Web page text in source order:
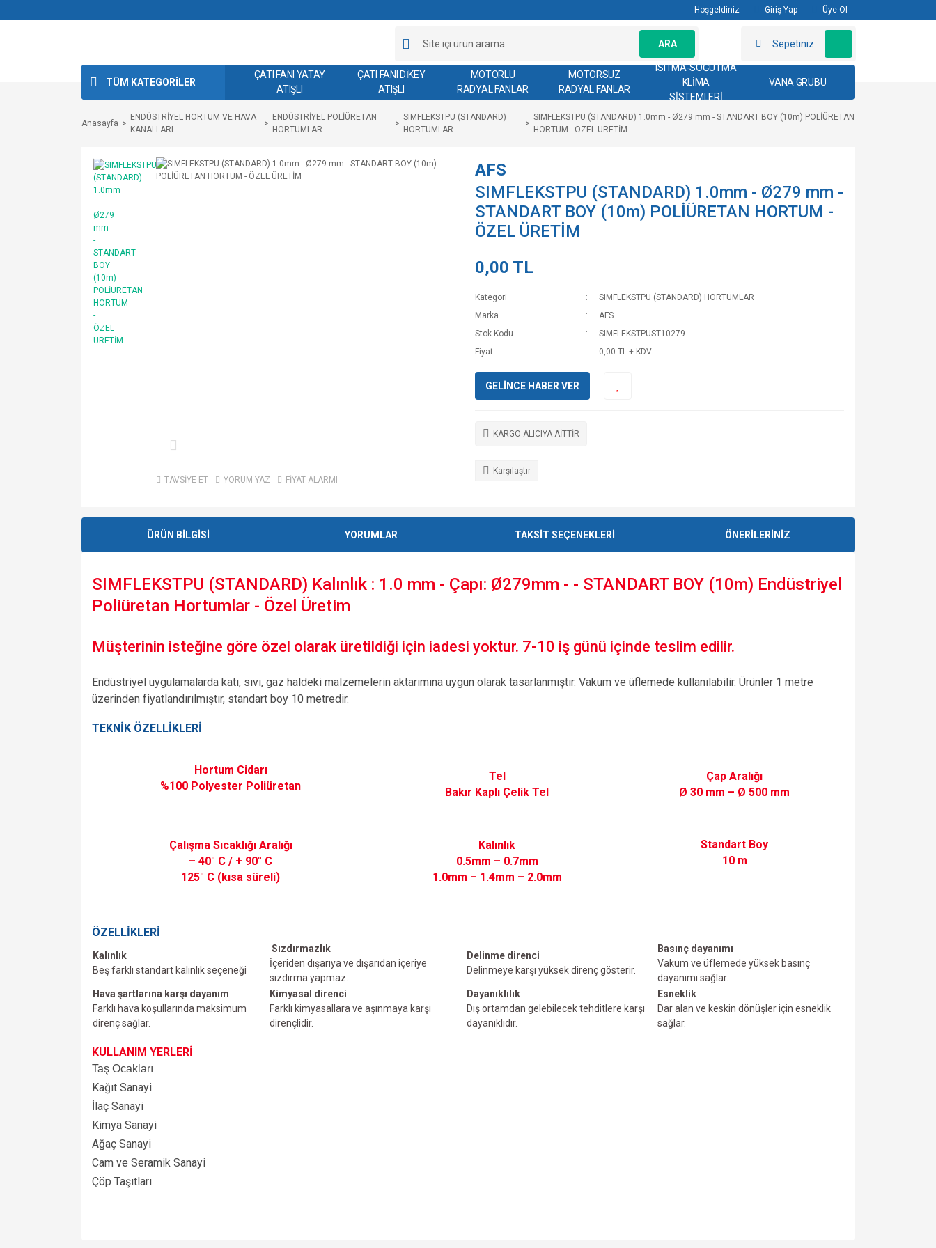
Hoşgeldiniz Giriş Yap Üye Ol
ARA Sepetiniz
TÜM KATEGORİLER
ÇATI FANI YATAY
ATIŞLI
ÇATI FANI DİKEY
ATIŞLI
MOTORLU
RADYAL FANLAR
MOTORSUZ
RADYAL FANLAR
ISITMA-SOĞUTMA
KLİMA
SİSTEMLERİ
VANA GRUBU
Anasayfa
ENDÜSTRİYEL HORTUM VE HAVA
KANALLARI
ENDÜSTRİYEL POLİÜRETAN
HORTUMLAR
SIMFLEKSTPU (STANDARD)
HORTUMLAR
SIMFLEKSTPU (STANDARD) 1.0mm - Ø279 mm - STANDART BOY (10m) POLİÜRETAN
HORTUM - ÖZEL ÜRETİM
TAVSİYE ET YORUM YAZ FİYAT ALARMI
AFS
SIMFLEKSTPU (STANDARD) 1.0mm - Ø279 mm -
STANDART BOY (10m) POLİÜRETAN HORTUM -
ÖZEL ÜRETİM
0,00 TL
Kategori
SIMFLEKSTPU (STANDARD) HORTUMLAR
Marka
AFS
Stok Kodu
SIMFLEKSTPUST10279
Fiyat
0,00 TL + KDV
GELİNCE HABER VER
KARGO ALICIYA AİTTİR
Karşılaştır
ÜRÜN BİLGİSİ YORUMLAR TAKSİT SEÇENEKLERİ ÖNERİLERİNİZ
SIMFLEKSTPU (STANDARD) Kalınlık : 1.0 mm - Çapı: Ø279mm - - STANDART BOY (10m) Endüstriyel
Poliüretan Hortumlar - Özel Üretim
Müşterinin isteğine göre özel olarak üretildiği için iadesi yoktur. 7-10 iş günü içinde teslim edilir.
Endüstriyel uygulamalarda katı, sıvı, gaz haldeki malzemelerin aktarımına uygun olarak tasarlanmıştır. Vakum ve üflemede kullanılabilir. Ürünler 1 metre
üzerinden fiyatlandırılmıştır, standart boy 10 metredir.
TEKNİK ÖZELLİKLERİ
Hortum Cidarı
%100 Polyester Poliüretan
Tel
Bakır Kaplı Çelik Tel
Çap Aralığı
Ø 30 mm – Ø 500 mm
Çalışma Sıcaklığı Aralığı
– 40° C / + 90° C
125° C (kısa süreli)
Kalınlık
0.5mm – 0.7mm
1.0mm – 1.4mm – 2.0mm
Standart Boy
10 m
ÖZELLİKLERİ
Kalınlık
Beş farklı standart kalınlık seçeneği
Sızdırmazlık
İçeriden dışarıya ve dışarıdan içeriye
sızdırma yapmaz.
Delinme direnci
Delinmeye karşı yüksek direnç gösterir.
Basınç dayanımı
Vakum ve üfIemede yüksek basınç
dayanımı sağlar.
Hava şartlarına karşı dayanım
Farklı hava koşullarında maksimum
direnç sağlar.
Kimyasal direnci
Farklı kimyasallara ve aşınmaya karşı
dirençlidir.
Dayanıklılık
Dış ortamdan gelebilecek tehditlere karşı
dayanıklıdır.
Esneklik
Dar alan ve keskin dönüşler için esneklik
sağlar.
KULLANIM YERLERİ
Taş Ocakları
Kağıt Sanayi
İlaç Sanayi
Kimya Sanayi
Ağaç Sanayi
Cam ve Seramik Sanayi
Çöp Taşıtları